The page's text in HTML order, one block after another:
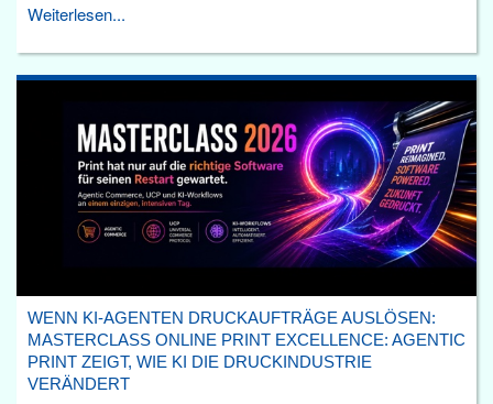
Weiterlesen...
WENN KI-AGENTEN DRUCKAUFTRÄGE AUSLÖSEN:
MASTERCLASS ONLINE PRINT EXCELLENCE: AGENTIC
PRINT ZEIGT, WIE KI DIE DRUCKINDUSTRIE
VERÄNDERT